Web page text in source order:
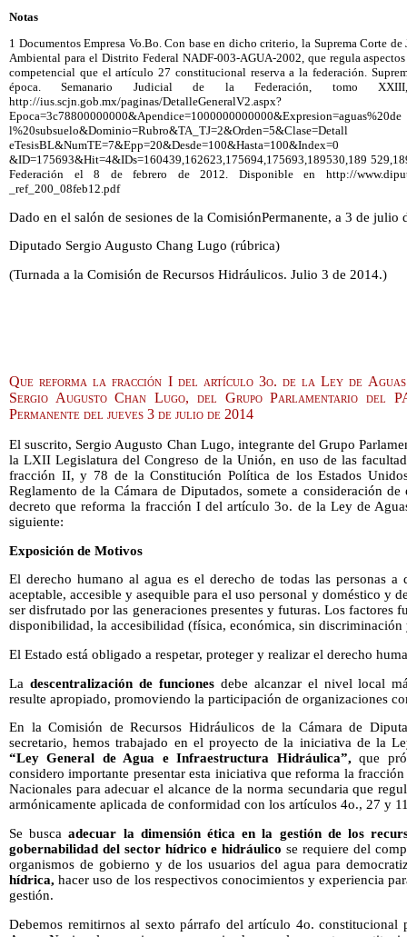
Notas
1 Documentos Empresa Vo.Bo. Con base en dicho criterio, la Suprema Corte
Ambiental para el Distrito Federal NADF-003-AGUA-2002, que regula
competencial que el artículo 27 constitucional reserva a la federación.
época. Semanario Judicial de la Federación, tomo
http://ius.scjn.gob.mx/paginas/DetalleGeneralV2.aspx?
Epoca=3c78800000000&Apendice=1000000000000&Expresion=aguas%20de
l%20subsuelo&Dominio=Rubro&TA_TJ=2&Orden=5&Clase=Detall
eTesisBL&NumTE=7&Epp=20&Desde=100&Hasta=100&Index=0
&ID=175693&Hit=4&IDs=160439,162623,175694,175693,189530,189
Federación el 8 de febrero de 2012. Disponible en http://
_ref_200_08feb12.pdf
Dado en el salón de sesiones de la ComisiónPermanente, a 3 de julio
Diputado Sergio Augusto Chang Lugo (rúbrica)
(Turnada a la Comisión de Recursos Hidráulicos. Julio 3 de 2014.)
Que reforma la fracción I del artículo 3o. de la Ley de Aguas
Sergio Augusto Chan Lugo, del Grupo Parlamentario del
Permanente del jueves 3 de julio de 2014
El suscrito, Sergio Augusto Chan Lugo, integrante del Grupo
la LXII Legislatura del Congreso de la Unión, en uso de las
fracción II, y 78 de la Constitución Política de los Estados
Reglamento de la Cámara de Diputados, somete a consideración
decreto que reforma la fracción I del artículo 3o. de la Ley de
siguiente:
Exposición de Motivos
El derecho humano al agua es el derecho de todas las personas a
aceptable, accesible y asequible para el uso personal y doméstico y
ser disfrutado por las generaciones presentes y futuras. Los factores
disponibilidad, la accesibilidad (física, económica, sin
El Estado está obligado a respetar, proteger y realizar el derecho
La descentralización de funciones debe alcanzar el nivel local
resulte apropiado, promoviendo la participación de organizaciones
En la Comisión de Recursos Hidráulicos de la Cámara de
secretario, hemos trabajado en el proyecto de la iniciativa de la
“Ley General de Agua e Infraestructura Hidráulica”,que
considero importante presentar esta iniciativa que reforma la
Nacionales para adecuar el alcance de la norma secundaria que
armónicamente aplicada de conformidad con los artículos 4o., 27 y
Se buscaadecuar la dimensión ética en la gestión de los
gobernabilidad del sector hídrico e hidráulicose requiere del
organismos de gobierno y de los usuarios del agua para
hídrica,hacer uso de los respectivos conocimientos y experiencia
gestión.
Debemos remitirnos al sexto párrafo del artículo 4o. constitucional